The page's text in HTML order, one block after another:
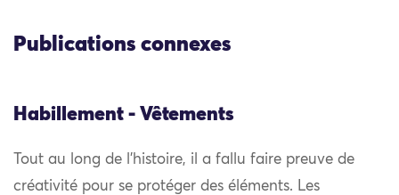
Publications connexes
Habillement - Vêtements
Tout au long de l’histoire, il a fallu faire preuve de
créativité pour se protéger des éléments. Les